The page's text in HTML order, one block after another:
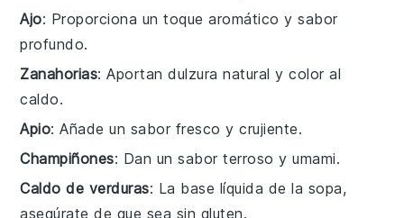
Ajo: Proporciona un toque aromático y sabor
profundo.
Zanahorias: Aportan dulzura natural y color al
caldo.
Apio: Añade un sabor fresco y crujiente.
Champiñones: Dan un sabor terroso y umami.
Caldo de verduras: La base líquida de la sopa,
asegúrate de que sea sin gluten.